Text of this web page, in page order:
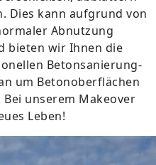
Dies kann aufgrund von
Abnutzung
bieten wir Ihnen die
Betonsanierung-
um Betonoberflächen
unserem Makeover
Leben!